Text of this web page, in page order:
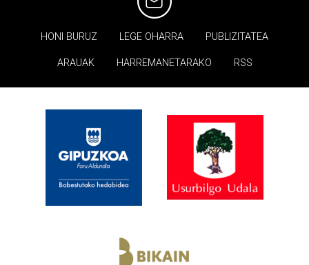
HONI BURUZ LEGE OHARRA PUBLIZITATEA
ARAUAK HARREMANETARAKO RSS